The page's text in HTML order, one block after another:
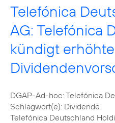
Telefónica
AG: Telefónica
kündigt
DGAP-Ad-hoc: Telefónica
Schlagwort(e): Dividende
Telefónica Deutschland